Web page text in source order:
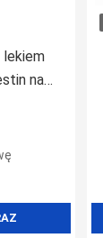
lekiem
na